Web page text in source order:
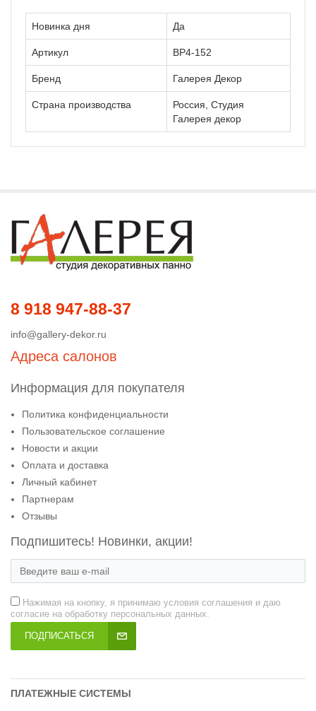
Новинка дня Да
Артикул ВР4-152
Бренд Галерея Декор
Страна производства
Россия, Студия
Галерея декор
8 918 947-88-37
info@gallery-dekor.ru
Адреса салонов
Информация для покупателя
Политика конфиденциальности
Пользовательское соглашение
Новости и акции
Оплата и доставка
Личный кабинет
Партнерам
Отзывы
Подпишитесь! Новинки, акции!
Нажимая на кнопку, я принимаю условия соглашения и даю
согласие на обработку персональных данных.
ПОДПИСАТЬСЯ
ПЛАТЕЖНЫЕ СИСТЕМЫ